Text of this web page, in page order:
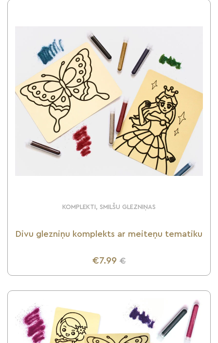
KOMPLEKTI, SMILŠU GLEZNIŅAS
Divu glezniņu komplekts ar meiteņu tematiku
€7.99 €
UZZINI VAIRĀK